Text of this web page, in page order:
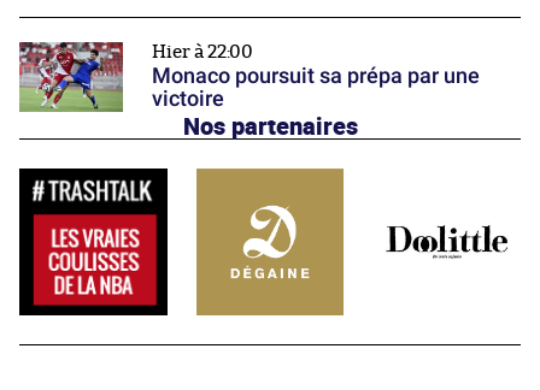
Hier à 22:00
Monaco poursuit sa prépa par une
victoire
Nos partenaires